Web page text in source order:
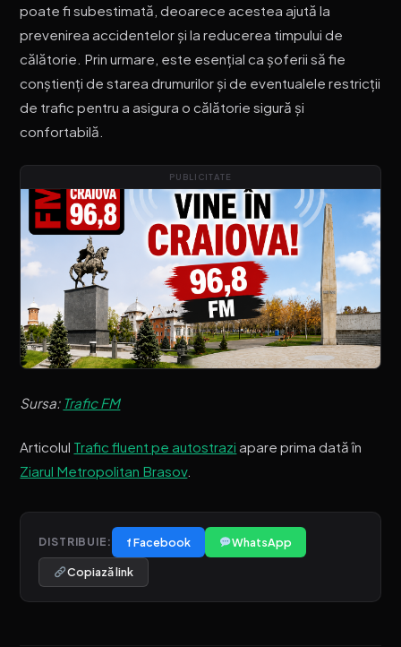
poate fi subestimată, deoarece acestea ajută la
prevenirea accidentelor și la reducerea timpului de
călătorie. Prin urmare, este esențial ca șoferii să fie
conștienți de starea drumurilor și de eventualele restricții
de trafic pentru a asigura o călătorie sigură și
confortabilă.
PUBLICITATE
Sursa: Trafic FM
Articolul Trafic fluent pe autostrazi apare prima dată în
Ziarul Metropolitan Brasov.
DISTRIBUIE: f Facebook WhatsApp
Copiază link